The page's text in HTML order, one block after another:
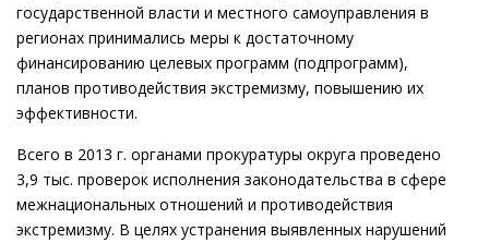
государственной власти и местного самоуправления в
регионах принимались меры к достаточному
финансированию целевых программ (подпрограмм),
планов противодействия экстремизму, повышению их
эффективности.
Всего в 2013 г. органами прокуратуры округа проведено
3,9 тыс. проверок исполнения законодательства в сфере
межнациональных отношений и противодействия
экстремизму. В целях устранения выявленных нарушений